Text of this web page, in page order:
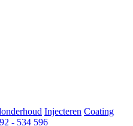
Injecteren Coating
- 534 596